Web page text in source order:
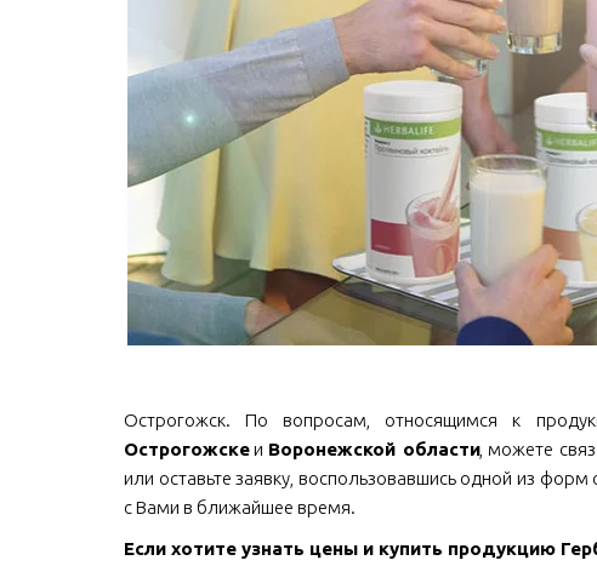
Острогожск. По вопросам, относящимся к
Острогожскеи Воронежской области, можете
или оставьте заявку, воспользовавшись одной из
с Вами в ближайшее время.
Если хотите узнать цены и купить продукцию